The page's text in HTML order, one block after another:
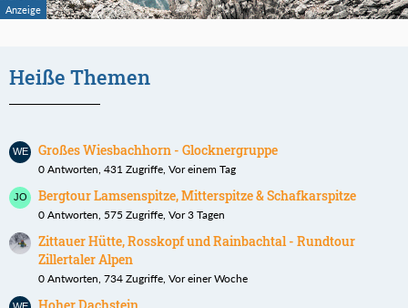
Heiße Themen
Großes Wiesbachhorn - Glocknergruppe
0 Antworten, 431 Zugriffe, Vor einem Tag
Bergtour Lamsenspitze, Mitterspitze & Schafkarspitze
0 Antworten, 575 Zugriffe, Vor 3 Tagen
Zittauer Hütte, Rosskopf und Rainbachtal - Rundtour
Zillertaler Alpen
0 Antworten, 734 Zugriffe, Vor einer Woche